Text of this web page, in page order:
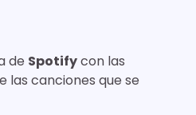
de Spotifycon las
las canciones que se